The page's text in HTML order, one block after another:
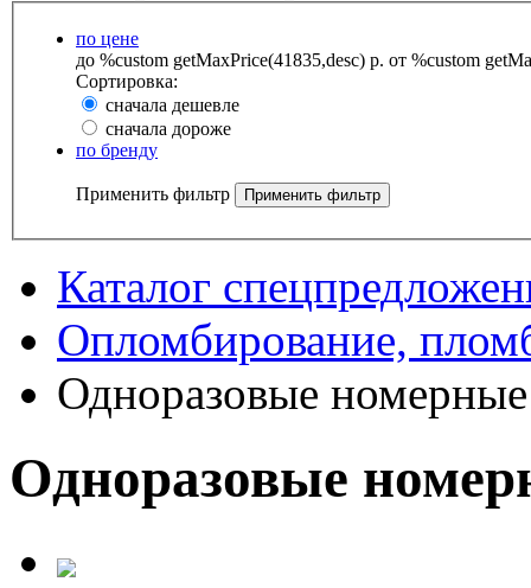
по цене
до %custom getMaxPrice(41835,desc) р. от %custom
Сортировка:
сначала дешевле
сначала дороже
по бренду
Применить фильтр
Каталог
Опломбирование,
Одноразовые
Одноразовые